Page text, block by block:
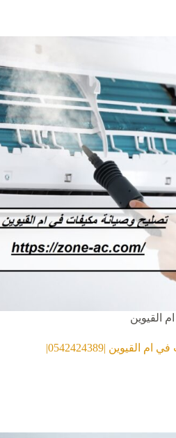
ام القيوين
تصليح وصيانة مكيفات في ام القيوين |0542424389|